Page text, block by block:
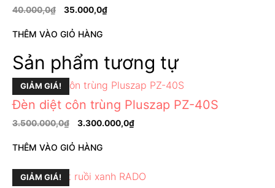
40.000,0₫ 35.000,0₫
THÊM VÀO GIỎ HÀNG
Sản phẩm tương tự
GIẢM GIÁ!
Đèn diệt côn trùng Pluszap PZ-40S
3.500.000,0₫ 3.300.000,0₫
THÊM VÀO GIỎ HÀNG
GIẢM GIÁ!